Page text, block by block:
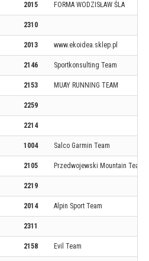
2015 FORMA WODZISŁAW ŚLA
2310
2013 www.ekoidea.sklep.pl
2146 Sportkonsulting Team
2153 MUAY RUNNING TEAM
2259
2214
1004 Salco Garmin Team
2105 Przedwojewski Mountain Team
2219
2014 Alpin Sport Team
2311
2158 Evil Team